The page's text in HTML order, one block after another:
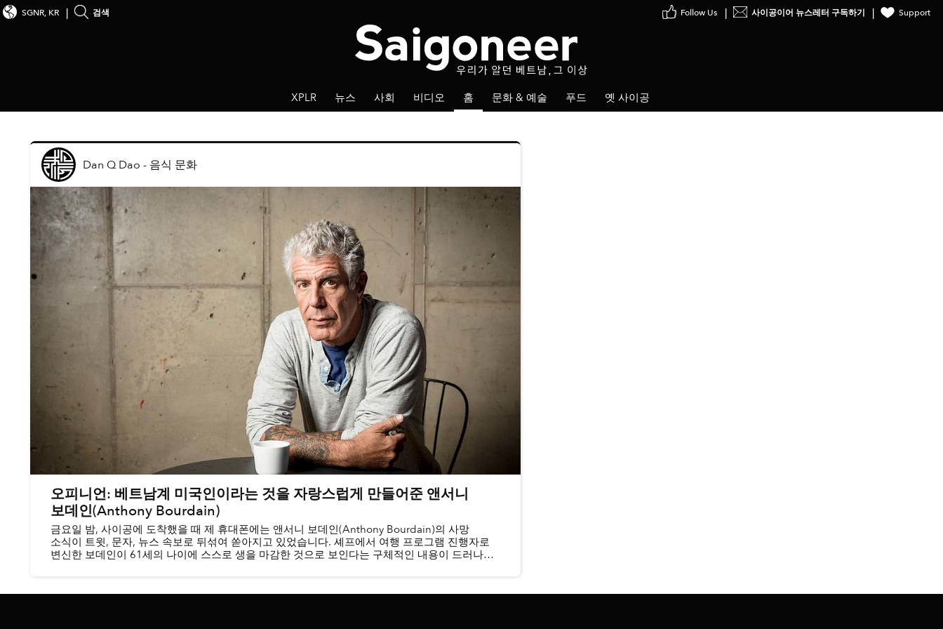
사이공이어 뉴스레터 구독하기 Support
SGNR, KR 검색
XPLR 뉴스 사회 비디오 홈 문화 & 예술 푸드 옛 사이공
Dan Q Dao - 음식 문화
오피니언: 베트남계 미국인이라는 것을 자랑스럽게 만들어준 앤서니
보데인(Anthony Bourdain)
금요일 밤, 사이공에 도착했을 때 제 휴대폰에는 앤서니 보데인(Anthony Bourdain)의 사망
소식이 트윗, 문자, 뉴스 속보로 뒤섞여 쏟아지고 있었습니다. 셰프에서 여행 프로그램 진행자로
변신한 보데인이 61세의 나이에 스스로 생을 마감한 것으로 보인다는 구체적인 내용이 드러나자,